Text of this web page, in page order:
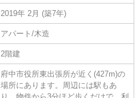
2019年 2月 (築7年)
アパート/木造
2階建
府中市役所東出張所が近く(427m)の
場所にあります。周辺には駅もあ